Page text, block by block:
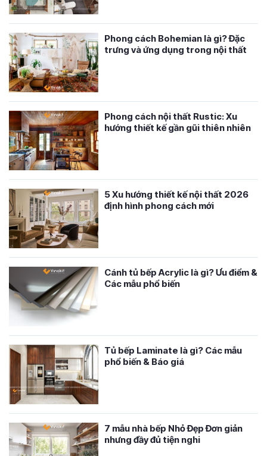
Phong cách Bohemian là gì? Đặc
trưng và ứng dụng trong nội thất
Phong cách nội thất Rustic: Xu
hướng thiết kế gần gũi thiên nhiên
5 Xu hướng thiết kế nội thất 2026
định hình phong cách mới
Cánh tủ bếp Acrylic là gì? Ưu điểm &
Các mẫu phổ biến
Tủ bếp Laminate là gì? Các mẫu
phổ biến & Báo giá
7 mẫu nhà bếp Nhỏ Đẹp Đơn giản
nhưng đầy đủ tiện nghi